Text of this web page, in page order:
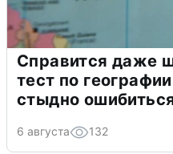
Справится даже
тест по
стыдно
6 августа 132